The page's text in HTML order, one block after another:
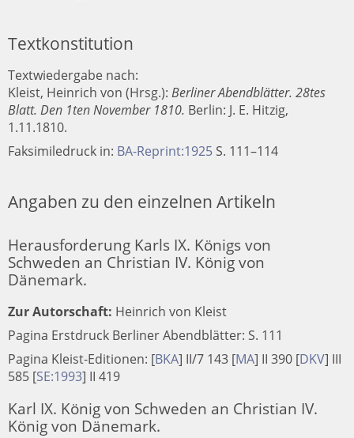
Textkonstitution
Textwiedergabe nach:
Kleist, Heinrich von (Hrsg.): Berliner Abendblätter. 28tes
Blatt. Den 1ten November 1810. Berlin: J. E. Hitzig,
1.11.1810.
Faksimiledruck in: BA-Reprint:1925 S. 111–114
Angaben zu den einzelnen Artikeln
Herausforderung Karls IX. Königs von
Schweden an Christian IV. König von
Dänemark.
Zur Autorschaft: Heinrich von Kleist
Pagina Erstdruck Berliner Abendblätter: S. 111
Pagina Kleist-Editionen: [BKA] II/7 143 [MA] II 390 [DKV] III
585 [SE:1993] II 419
Karl IX. König von Schweden an Christian IV.
König von Dänemark.